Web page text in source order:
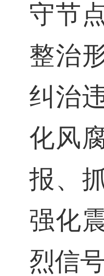
守节
整治
纠治
化风
报、
强化
烈信